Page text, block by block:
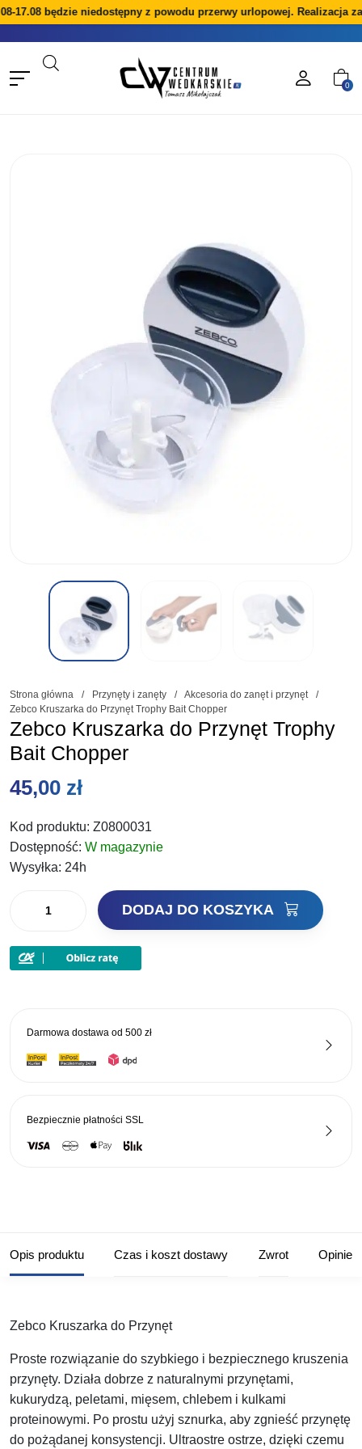
17.08 będzie niedostępny z powodu przerwy urlopowej. Realizacja
0
Strona główna / Przynęty i zanęty / Akcesoria do zanęt i przynęt
/
Zebco Kruszarka do Przynęt Trophy Bait Chopper
Zebco Kruszarka do Przynęt Trophy
Bait Chopper
45,00 zł
Kod produktu: Z0800031
Dostępność: W magazynie
Wysyłka: 24h
do
Chopper
DODAJ DO KOSZYKA
Darmowa dostawa od 500 zł
Bezpiecznie płatności SSL
Opis produktu Czas i koszt dostawy Zwrot Opinie
Zebco Kruszarka do Przynęt
Proste rozwiązanie do szybkiego i bezpiecznego kruszenia
przynęty. Działa dobrze z naturalnymi przynętami,
kukurydzą, peletami, mięsem, chlebem i kulkami
proteinowymi. Po prostu użyj sznurka, aby zgnieść przynętę
do pożądanej konsystencji. Ultraostre ostrze, dzięki czemu